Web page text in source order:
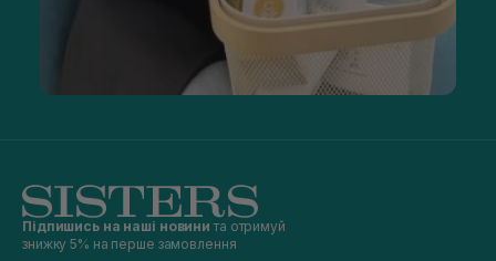
Підпишись на наші новини та отримуй
знижку 5% на перше замовлення